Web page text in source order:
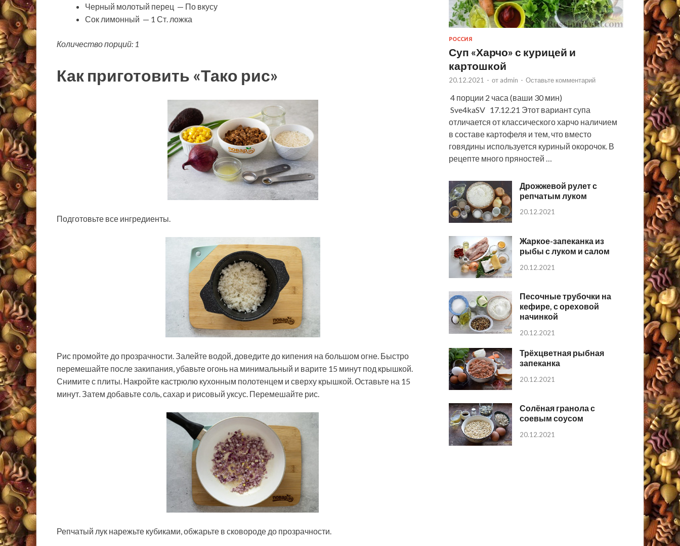
Черный молотый перец — По вкусу
Сок лимонный — 1 Ст. ложка
Количество порций: 1
Как приготовить «Тако рис»
Подготовьте все ингредиенты.
Рис промойте до прозрачности. Залейте водой, доведите до кипения на большом огне. Быстро
перемешайте после закипания, убавьте огонь на минимальный и варите 15 минут под крышкой.
Снимите с плиты. Накройте кастрюлю кухонным полотенцем и сверху крышкой. Оставьте на 15
минут. Затем добавьте соль, сахар и рисовый уксус. Перемешайте рис.
Репчатый лук нарежьте кубиками, обжарьте в сковороде до прозрачности.
РОССИЯ
Суп «Харчо» с курицей и
картошкой
20.12.2021 - от admin - Оставьте комментарий
4 порции 2 часа (ваши 30 мин)
Sve4kaSV 17.12.21 Этот вариант супа
отличается от классического харчо наличием
в составе картофеля и тем, что вместо
говядины используется куриный окорочок. В
рецепте много пряностей …
Дрожжевой рулет с
репчатым луком
20.12.2021
Жаркое-запеканка из
рыбы с луком и салом
20.12.2021
Песочные трубочки на
кефире, с ореховой
начинкой
20.12.2021
Трёхцветная рыбная
запеканка
20.12.2021
Солёная гранола с
соевым соусом
20.12.2021